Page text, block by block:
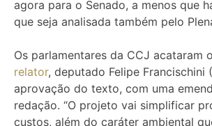
agora para o Senado, a menos que
que seja analisada também pelo
Os parlamentares da CCJ acataram o
relator, deputado Felipe Francischini
aprovação do texto, com uma
redação. “O projeto vai simplificar
custos, além do caráter ambiental